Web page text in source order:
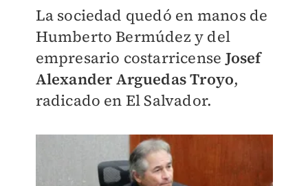
La sociedad quedó en manos de
Humberto Bermúdez y del
empresario costarricense Josef
Alexander Arguedas Troyo,
radicado en El Salvador.